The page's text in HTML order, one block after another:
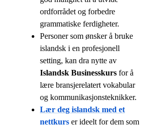
ordforrådet og forbedre
grammatiske ferdigheter.
Personer som ønsker å bruke
islandsk i en profesjonell
setting, kan dra nytte av
Islandsk Businesskurs for å
lære bransjerelatert vokabular
og kommunikasjonsteknikker.
Lær deg islandsk med et
nettkurs er ideelt for dem som